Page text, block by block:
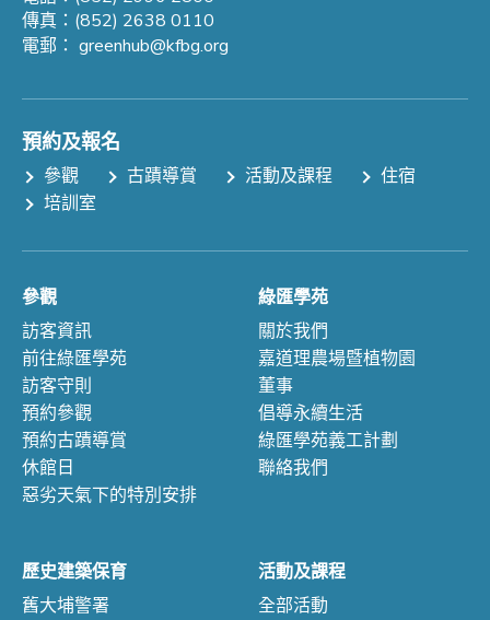
傳真：(852) 2638 0110
電郵： greenhub@kfbg.org
預約及報名
參觀 古蹟導賞 活動及課程
住宿
培訓室
參觀
訪客資訊
前往綠匯學苑
訪客守則
預約參觀
預約古蹟導賞
休館日
惡劣天氣下的特別安排
綠匯學苑
關於我們
嘉道理農場暨植物園
董事
倡導永續生活
綠匯學苑義工計劃
聯絡我們
歷史建築保育
舊大埔警署
活動及課程
全部活動